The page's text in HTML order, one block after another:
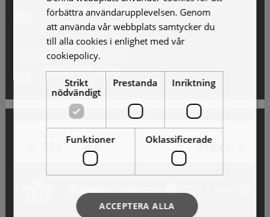
AOB Travel News
Erbjudande och nyheter!
Skicka en reseförfrågan
Reseförfrågan
Vi skickar gärna förslag!
förbättra användarupplevelsen. Genom
att använda vår webbplats samtycker du
till alla cookies i enlighet med vår
cookiepolicy.
Strikt
nödvändigt
Prestanda Inriktning
Funktioner Oklassificerade
ACCEPTERA ALLA